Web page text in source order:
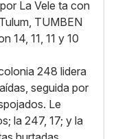
por La Vele ta con
TUMBEN
14, 11, 11 y 10
248 lidera
seguida por
Le
la 247, 17; y la